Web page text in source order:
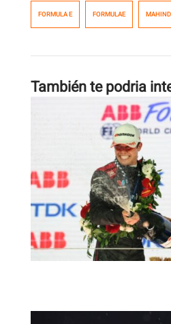
FORMULA E FORMULAE
También te podria